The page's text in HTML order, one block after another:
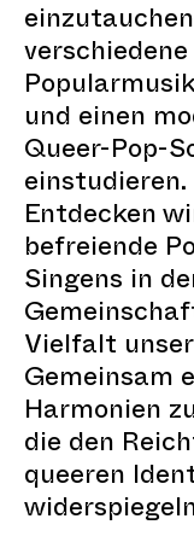
verschiedene
und einen
Queer-Pop-
einstudieren.
Entdecken
befreiende
Singens in
Vielfalt
Gemeinsam
Harmonien
die den
queeren